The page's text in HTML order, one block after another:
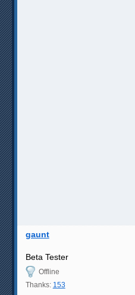
gaunt
Beta Tester
Offline
Thanks: 153